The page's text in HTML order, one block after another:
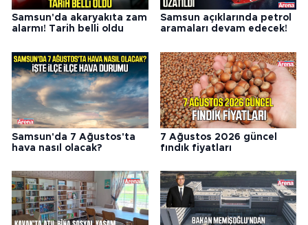
Samsun'da akaryakıta zam
alarmı! Tarih belli oldu
Samsun açıklarında petrol
aramaları devam edecek!
Samsun'da 7 Ağustos'ta
hava nasıl olacak?
7 Ağustos 2026 güncel
fındık fiyatları